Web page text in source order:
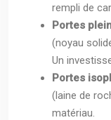
rempli de
Portes
(noyau
Un
Portes
(laine de
matériau.